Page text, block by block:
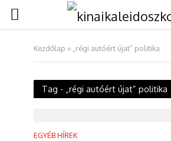
Kezdőlap » „régi autóért újat” politika
Tag - „régi autóért újat” politika
EGYÉB HÍREK